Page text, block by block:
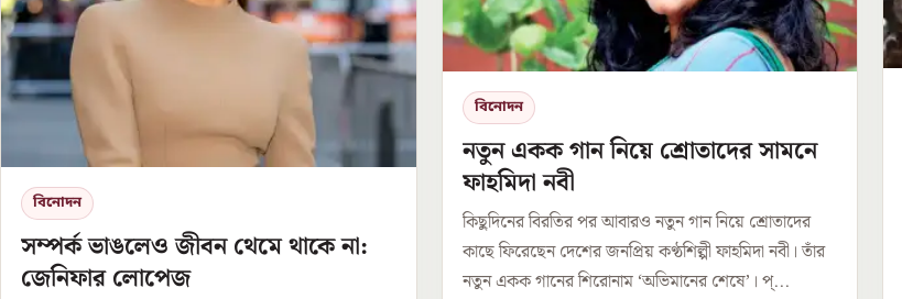
বিনোদন
সম্পর্ক ভাঙলেও জীবন থেমে থাকে না:
জেনিফার লোপেজ
বিনোদন
নতুন একক গান নিয়ে শ্রোতাদের সামনে
ফাহমিদা নবী
কিছুদিনের বিরতির পর আবারও নতুন গান নিয়ে শ্রোতাদের
কাছে ফিরেছেন দেশের জনপ্রিয় কণ্ঠশিল্পী ফাহমিদা নবী। তাঁর
নতুন একক গানের শিরোনাম ‘অভিমানের শেষে’। প্...